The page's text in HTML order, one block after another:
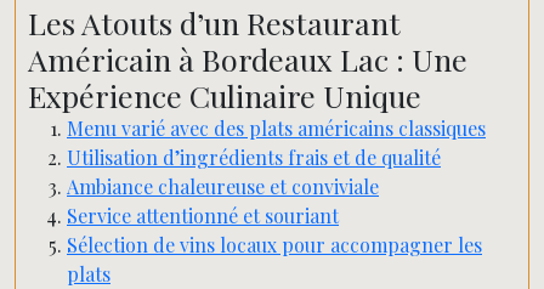
Les Atouts d’un Restaurant
Américain à Bordeaux Lac : Une
Expérience Culinaire Unique
Menu varié avec des plats américains classiques
Utilisation d’ingrédients frais et de qualité
Ambiance chaleureuse et conviviale
Service attentionné et souriant
Sélection de vins locaux pour accompagner les
plats